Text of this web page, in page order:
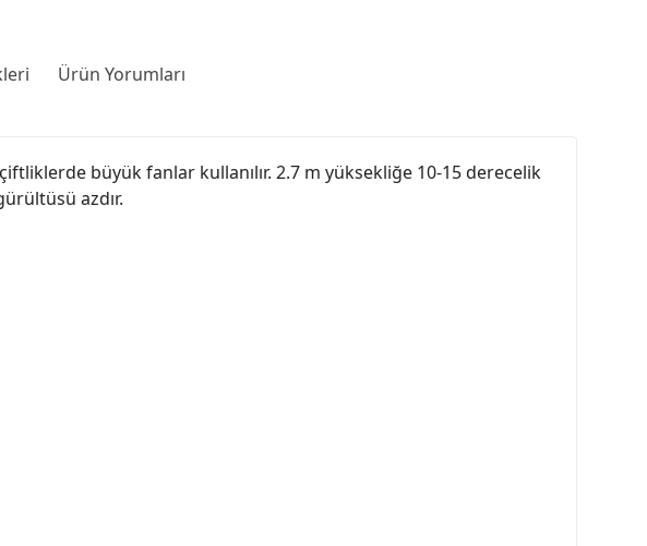
Ürün Yorumları
büyük fanlar kullanılır. 2.7 m yüksekliğe 10-15 derecelik
azdır.